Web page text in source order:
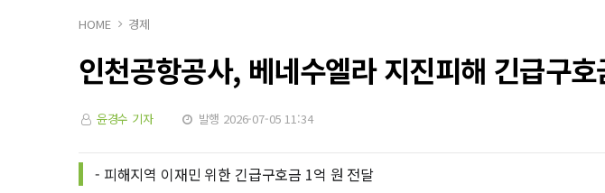
HOME 경제
인천공항공사, 베네수엘라 지진피해 긴급구호
윤경수 기자 발행 2026-07-05 11:34
- 피해지역 이재민 위한 긴급구호금 1억 원 전달